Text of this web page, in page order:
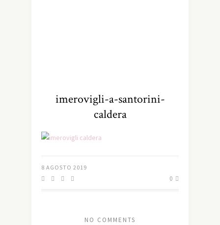
imerovigli-a-santorini-
caldera
8 AGOSTO 2019
0
NO COMMENTS